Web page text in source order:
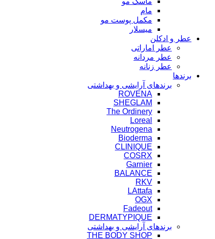
مام
مکمل پوست مو
میسلار
عطر و ادکلن
عطر اماراتی
عطر مردانه
عطر زنانه
برندها
برندهای آرایشی و بهداشتی
ROVENA
SHEGLAM
The Ordinery
Loreal
Neutrogena
Bioderma
CLINIQUE
COSRX
Garnier
BALANCE
RKV
LAttafa
OGX
Fadeout
DERMATYPIQUE
برندهای آرایشی و بهداشتی
THE BODY SHOP